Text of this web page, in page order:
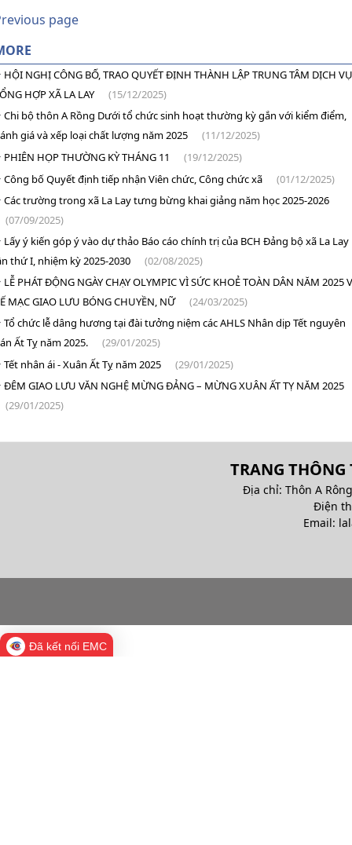
page
HỘI NGHỊ CÔNG BỐ, TRAO QUYẾT ĐỊNH THÀNH LẬP TRUNG TÂM DỊCH VỤ
HỢP XÃ LA LAY
(15/12/2025)
Chi bộ thôn A Rồng Dưới tổ chức sinh hoạt thường kỳ gắn với kiểm điểm,
giá và xếp loại chất lượng năm 2025
(11/12/2025)
PHIÊN HỌP THƯỜNG KỲ THÁNG 11
(19/12/2025)
Công bố Quyết định tiếp nhận Viên chức, Công chức xã
(01/12/2025)
Các trường trong xã La Lay tưng bừng khai giảng năm học 2025-2026
(07/09/2025)
Lấy ý kiến góp ý vào dự thảo Báo cáo chính trị của BCH Đảng bộ xã La Lay
thứ I, nhiệm kỳ 2025-2030
(02/08/2025)
LỄ PHÁT ĐỘNG NGÀY CHẠY OLYMPIC VÌ SỨC KHOẺ TOÀN DÂN NĂM 2025
MẠC GIAO LƯU BÓNG CHUYỀN, NỮ
(24/03/2025)
Tổ chức lễ dâng hương tại đài tưởng niệm các AHLS Nhân dịp Tết nguyên
Ất Tỵ năm 2025.
(29/01/2025)
Tết nhân ái - Xuân Ất Tỵ năm 2025
(29/01/2025)
ĐÊM GIAO LƯU VĂN NGHỆ MỪNG ĐẢNG – MỪNG XUÂN ẤT TỴ NĂM 2025
(29/01/2025)
TRANG
Địa chỉ: Thôn A
Điện
Email:
Đã kết nối EMC